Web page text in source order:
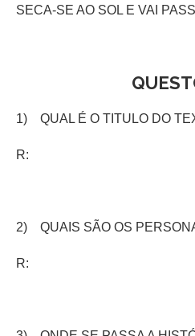
SECA-SE AO SOL E VAI
1) QUAL É O TITULO DO
R:
2) QUAIS SÃO OS
R: